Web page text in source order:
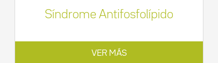
Síndrome Antifosfolípido
VER MÁS